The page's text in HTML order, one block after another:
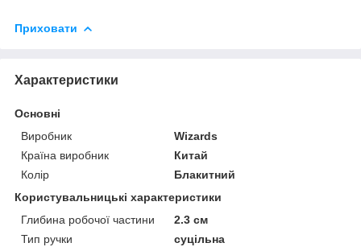
Приховати
Характеристики
Основні
Виробник
Wizards
Країна виробник
Китай
Колір
Блакитний
Користувальницькі характеристики
Глибина робочої частини
2.3 см
Тип ручки
суцільна